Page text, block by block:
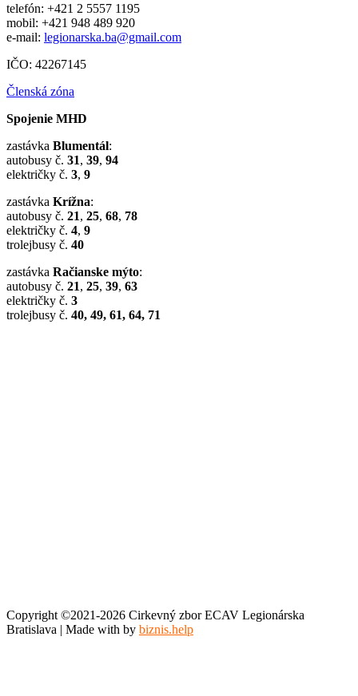
telefón: +421 2 5557 1195
mobil: +421 948 489 920
e-mail: legionarska.ba@gmail.com
IČO: 42267145
Členská zóna
Spojenie MHD
zastávka Blumentál:
autobusy č. 31, 39, 94
električky č. 3, 9
zastávka Krížna:
autobusy č. 21, 25, 68, 78
električky č. 4, 9
trolejbusy č. 40
zastávka Račianske mýto:
autobusy č. 21, 25, 39, 63
električky č. 3
trolejbusy č. 40, 49, 61, 64, 71
Copyright ©2021-2026 Cirkevný zbor ECAV Legionárska
Bratislava | Made with by biznis.help